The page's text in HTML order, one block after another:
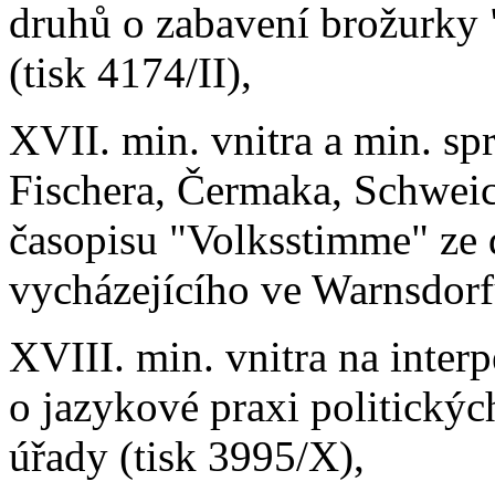
druhů o zabavení
(tisk 4174/II),
XVII. min. vnitra a min.
Fischera, Čermaka,
časopisu "Volksstimme" ze
vycházejícího ve
XVIII. min. vnitra na
o jazykové praxi
úřady (tisk 3995/X),